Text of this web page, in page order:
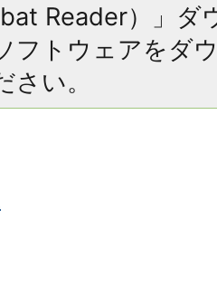
Reader）」ダ
フトウェアをダ
さい。